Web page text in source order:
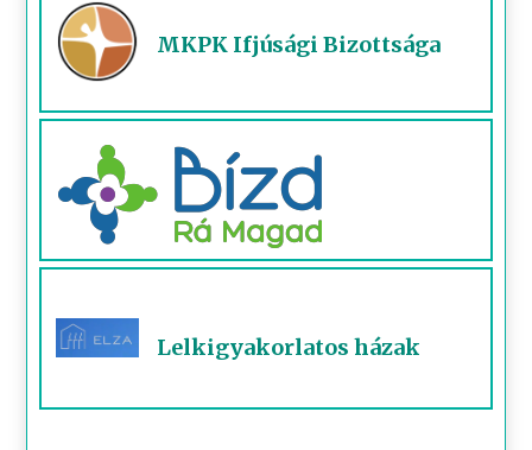
MKPK Ifjúsági Bizottsága
Lelkigyakorlatos házak